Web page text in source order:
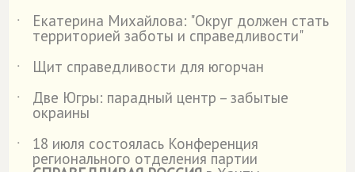
˙
Екатерина Михайлова: "Округ должен стать
территорией заботы и справедливости"
˙
Щит справедливости для югорчан
˙
Две Югры: парадный центр – забытые
окраины
˙
18 июля состоялась Конференция
регионального отделения партии